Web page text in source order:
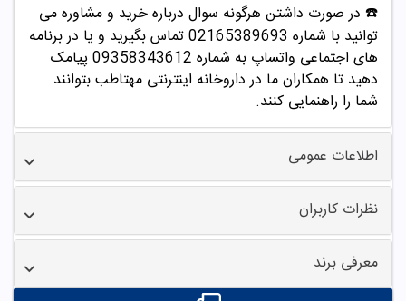
☎️ در صورت داشتن هرگونه سوال درباره خرید و مشاوره می
توانید با شماره 02165389693 تماس بگیرید و یا در برنامه
های اجتماعی واتساپ به شماره 09358343612 پیامک
دهید تا همکاران ما در داروخانه اینترنتی مهتاطب بتوانند
شما را راهنمایی کنند.
اطلاعات عمومی
نظرات کاربران
معرفی برند